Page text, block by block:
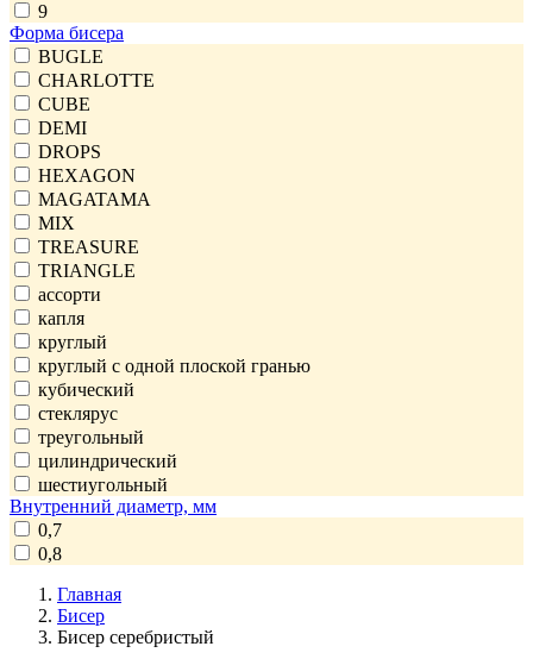
9
Форма бисера
BUGLE
CHARLOTTE
CUBE
DEMI
DROPS
HEXAGON
MAGATAMA
MIX
TREASURE
TRIANGLE
ассорти
капля
круглый
круглый с одной плоской гранью
кубический
стеклярус
треугольный
цилиндрический
шестиугольный
Внутренний диаметр, мм
0,7
0,8
Главная
Бисер
Бисер серебристый